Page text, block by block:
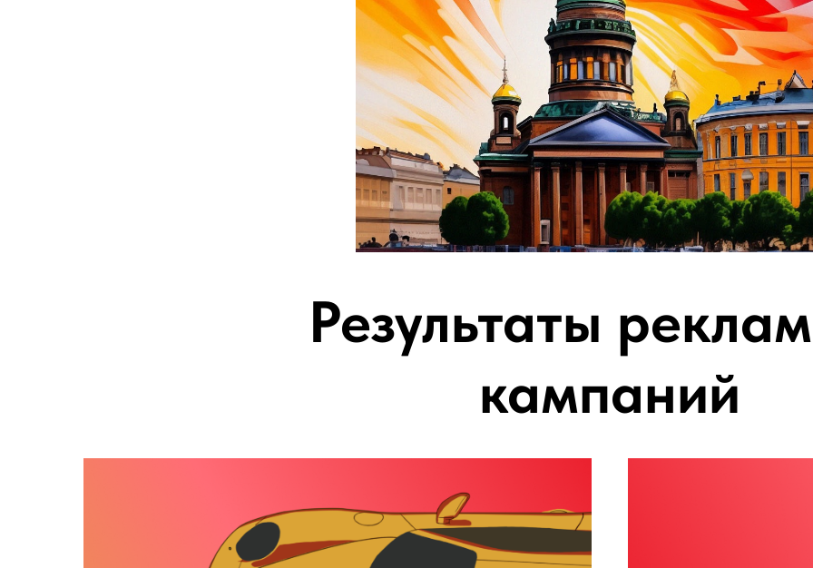
Санкт-Петербург
Радиостанции Санкт-Петербурга
УЗНАТЬ БОЛЬШЕ
Результаты
кампаний